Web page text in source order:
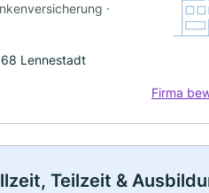
·
Lennestadt
Firma
Teilzeit &